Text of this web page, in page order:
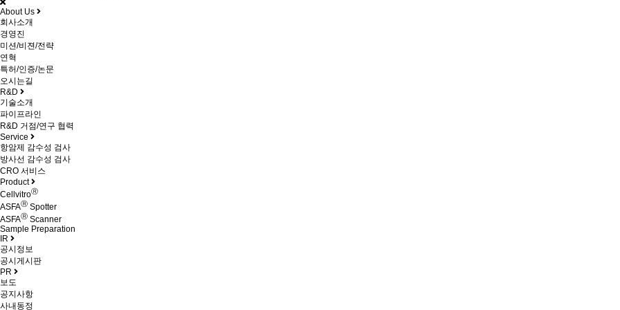
About Us
회사소개
경영진
미션/비젼/전략
연혁
특허/인증/논문
오시는길
R&D
기술소개
파이프라인
R&D 거점/연구 협력
Service
항암제 감수성 검사
방사선 감수성 검사
CRO 서비스
Product
CellvitroⓇ
ASFAⓇ Spotter
ASFAⓇ Scanner
Sample Preparation
IR
공시정보
공시게시판
PR
보도
공지사항
사내동정